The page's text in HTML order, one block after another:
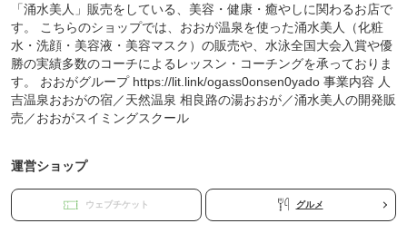
「涌水美人」販売をしている、美容・健康・癒やしに関わるお店で
す。 こちらのショップでは、おおが温泉を使った涌水美人（化粧
水・洗顔・美容液・美容マスク）の販売や、水泳全国大会入賞や優
勝の実績多数のコーチによるレッスン・コーチングを承っておりま
す。 おおがグループ https://lit.link/ogass0onsen0yado 事業内容 人
吉温泉おおがの宿／天然温泉 相良路の湯おおが／涌水美人の開発販
売／おおがスイミングスクール
運営ショップ
ウェブチケット グルメ